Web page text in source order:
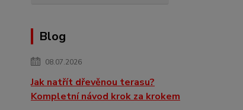
Blog
08.07.2026
Jak natřít dřevěnou terasu?
Kompletní návod krok za krokem